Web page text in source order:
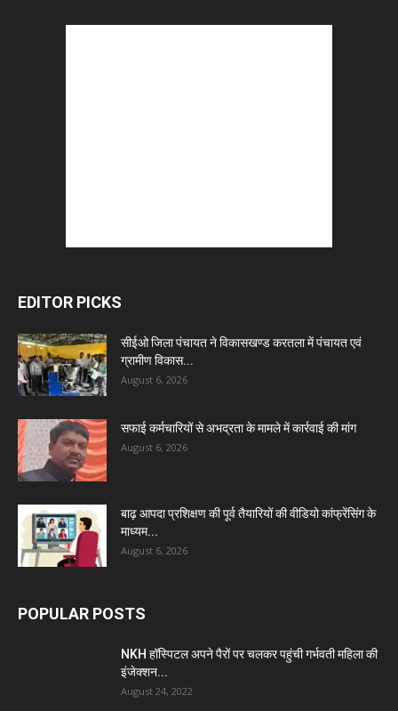
EDITOR PICKS
सीईओ जिला पंचायत ने विकासखण्ड करतला में पंचायत एवं
ग्रामीण विकास...
August 6, 2026
सफाई कर्मचारियों से अभद्रता के मामले में कार्रवाई की मांग
August 6, 2026
बाढ़ आपदा प्रशिक्षण की पूर्व तैयारियों की वीडियो कांफ्रेंसिंग के
माध्यम...
August 6, 2026
POPULAR POSTS
NKH हॉस्पिटल अपने पैरों पर चलकर पहुंची गर्भवती महिला की
इंजेक्शन...
August 24, 2022